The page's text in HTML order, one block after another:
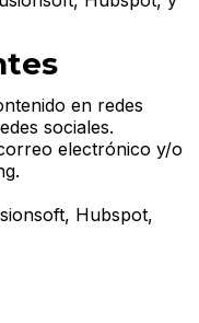
en redes
sociales.
electrónico y/o
Hubspot,